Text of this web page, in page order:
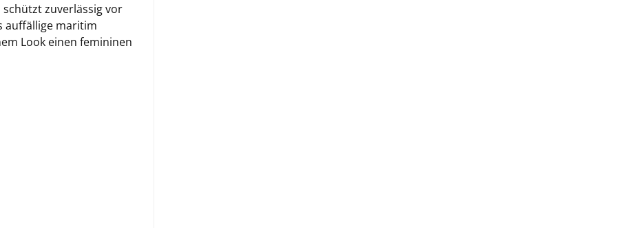
zuverlässig vor
auffällige maritim
Look einen femininen